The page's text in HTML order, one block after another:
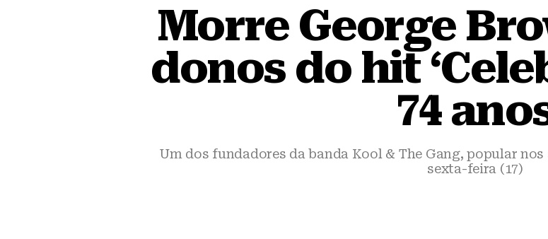
Morre George
donos do hit
74
Um dos fundadores da banda Kool & The Gang, popular
sexta-feira (17)